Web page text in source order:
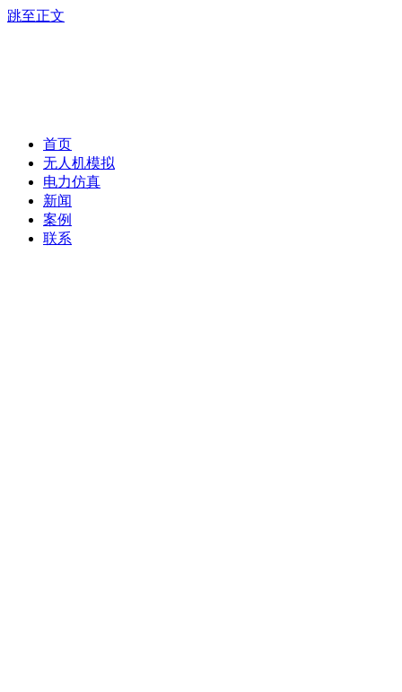
跳至正文
首页
无人机模拟
电力仿真
新闻
案例
联系